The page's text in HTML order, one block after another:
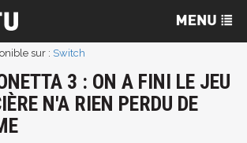
sur : Switch
3 : ON A FINI LE JEU
N'A RIEN PERDU DE